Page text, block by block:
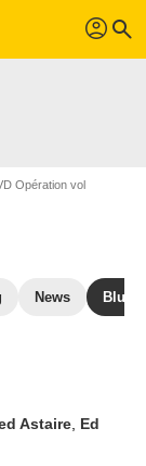
profil search
Opération vol
News Blu-
Astaire Ed